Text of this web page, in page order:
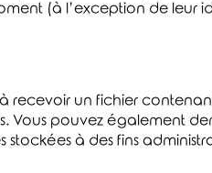
(à l’exception de leur
recevoir un fichier
Vous pouvez également
à des fins